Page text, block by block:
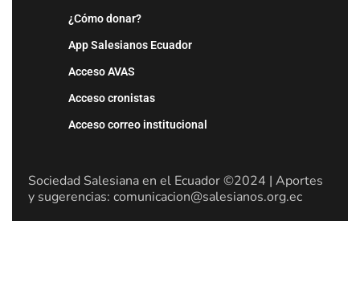
¿Cómo donar?
App Salesianos Ecuador
Acceso AVAS
Acceso cronistas
Acceso correo institucional
Sociedad Salesiana en el Ecuador ©2024 | Aportes
y sugerencias: comunicacion@salesianos.org.ec